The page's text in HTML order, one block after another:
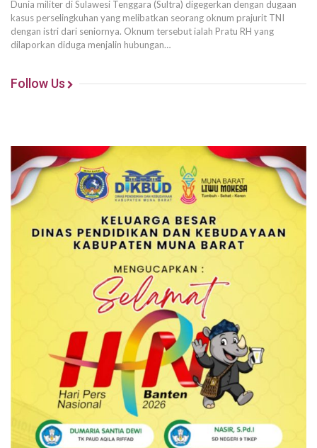
Dunia militer di Sulawesi Tenggara (Sultra) digegerkan dengan dugaan
kasus perselingkuhan yang melibatkan seorang oknum prajurit TNI
dengan istri dari seniornya. Oknum tersebut ialah Pratu RH yang
dilaporkan diduga menjalin hubungan…
Follow Us